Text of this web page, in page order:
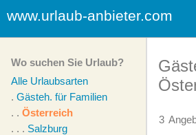
www.urlaub-anbieter.com
Wo suchen Sie Urlaub?
Alle Urlaubsarten
. Gästeh. für Familien
. . Österreich
. . . Salzburg
3